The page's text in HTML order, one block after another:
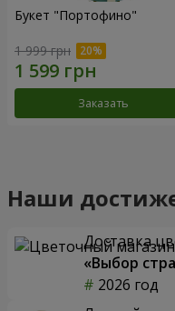
Букет "Портофино"
1 999 грн
Заказать
Наши
Доставка
«Выбор
2026 год